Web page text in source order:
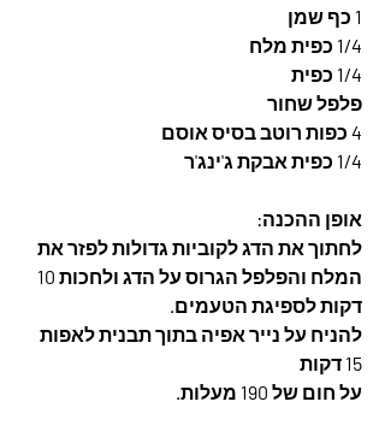
1 כף שמן
1/4 כפית מלח
1/4 כפית
פלפל שחור
4 כפות רוטב בסיס אוסם
1/4 כפית אבקת ג'ינג'ר
אופן ההכנה:
לחתוך את הדג לקוביות גדולות לפזר את
המלח והפלפל הגרוס על הדג ולחכות 10
דקות לספיגת הטעמים.
להניח על נייר אפיה בתוך תבנית לאפות
15 דקות
על חום של 190 מעלות.